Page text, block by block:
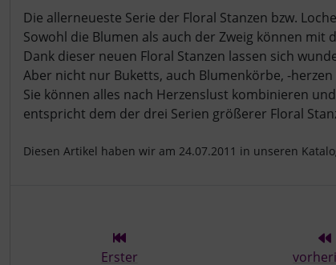
Die allerneueste Serie der Floral Stanzen bzw.
Sowohl die Blumen als auch der Zweig können mit
Dank dieser neuen Floral Stanzen lassen sich
Aber nicht nur Buketts, auch Blumenkörbe, -
Sie können alles nach Herzenslust kombinieren
entspricht dem der drei Serien größerer Floral
Diesen Artikel haben wir am 24.07.2011 in unseren
Erster